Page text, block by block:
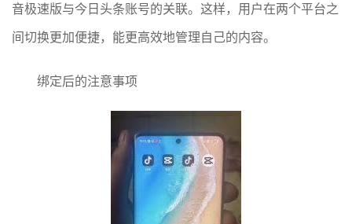
音极速版与今日头条账号的关联。这样，用户在两个平台之
间切换更加便捷，能更高效地管理自己的内容。
绑定后的注意事项